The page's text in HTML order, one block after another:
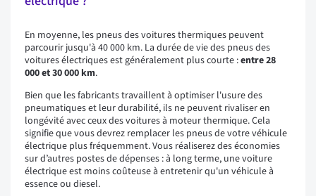
En moyenne, les pneus des voitures thermiques peuvent
parcourir jusqu'à 40 000 km. La durée de vie des pneus des
voitures électriques est généralement plus courte :entre 28
000 et 30 000 km.
Bien que les fabricants travaillent à optimiser l'usure des
pneumatiques et leur durabilité, ils ne peuvent rivaliser en
longévité avec ceux des voitures à moteur thermique. Cela
signifie que vous devrez remplacer les pneus de votre véhicule
électrique plus fréquemment. Vous réaliserez des économies
sur d’autres postes de dépenses : à long terme, une voiture
électrique est moins coûteuse à entretenir qu'un véhicule à
essence ou diesel.